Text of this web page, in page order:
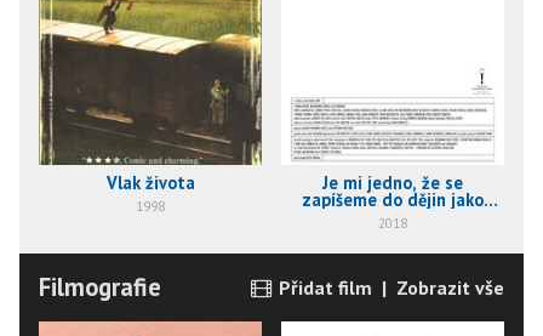
Vlak života
1998
Je mi jedno, že se
zapíšeme do dějin jako
barbaři
2018
Filmografie Přidat film | Zobrazit vše